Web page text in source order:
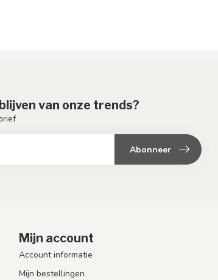
van onze trends?
Abonneer
Mijn account
Account informatie
Mijn bestellingen